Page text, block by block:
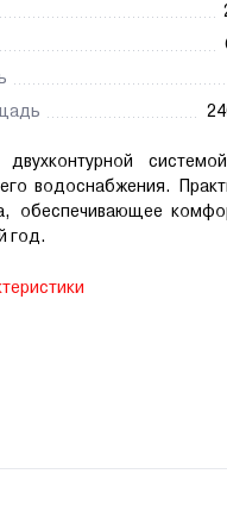
водоснабжения.
обеспечивающее
год.